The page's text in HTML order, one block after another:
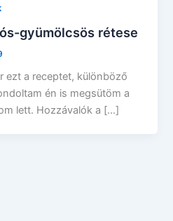
gyümölcsös rétese
ezt a receptet, különböző
én is megsütöm a
lett. Hozzávalók a […]